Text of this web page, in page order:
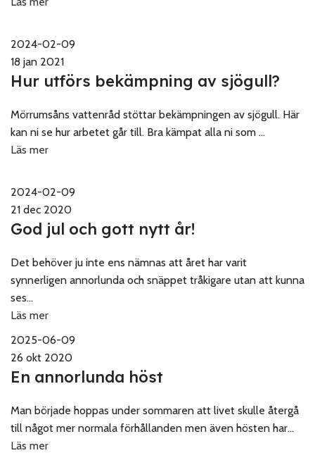
2024-02-09
18 jan 2021
Hur utförs bekämpning av sjögull?
Mörrumsåns vattenråd stöttar bekämpningen av sjögull. Här
kan ni se hur arbetet går till. Bra kämpat alla ni som ...
Läs mer
2024-02-09
21 dec 2020
God jul och gott nytt år!
Det behöver ju inte ens nämnas att året har varit
synnerligen annorlunda och snäppet tråkigare utan att kunna
ses...
Läs mer
2025-06-09
26 okt 2020
En annorlunda höst
Man började hoppas under sommaren att livet skulle återgå
till något mer normala förhållanden men även hösten har...
Läs mer